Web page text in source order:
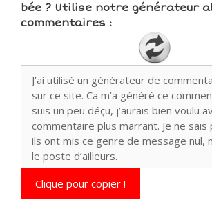
bée ? Utilise notre générateur
commentaires :
Clique pour copier !